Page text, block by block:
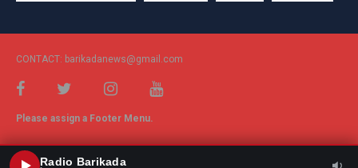
CONTACT: barikadanews@gmail.com
Please assign a Footer Menu.
Radio Barikada